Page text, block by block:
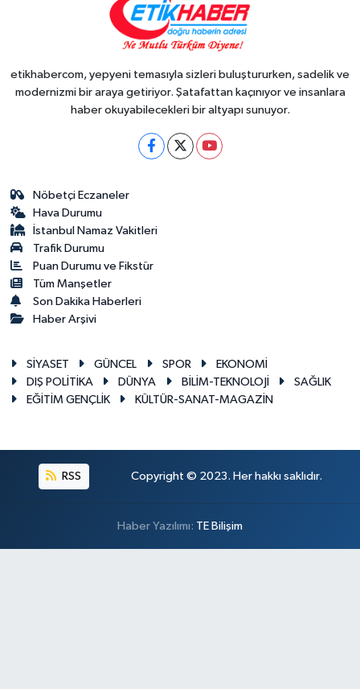
etikhabercom, yepyeni temasıyla sizleri buluştururken, sadelik ve
modernizmi bir araya getiriyor. Şatafattan kaçınıyor ve insanlara
haber okuyabilecekleri bir altyapı sunuyor.
Nöbetçi Eczaneler
Hava Durumu
İstanbul Namaz Vakitleri
Trafik Durumu
Puan Durumu ve Fikstür
Tüm Manşetler
Son Dakika Haberleri
Haber Arşivi
SİYASET GÜNCEL SPOR
EKONOMİ
DIŞ POLİTİKA
DÜNYA BİLİM-TEKNOLOJİ
SAĞLIK
EĞİTİM GENÇLİK
KÜLTÜR-SANAT-MAGAZİN
RSS Copyright © 2023. Her hakkı saklıdır.
Haber Yazılımı: TE Bilişim